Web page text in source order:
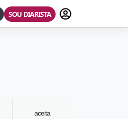
SOU DIARISTA Fazer login
aceita